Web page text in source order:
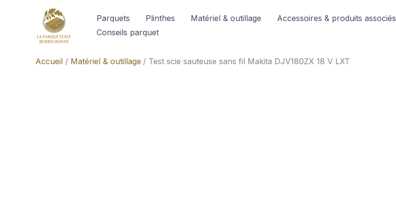
Parquets Plinthes Matériel & outillage Accessoires & produits associés
Conseils parquet
Accueil Matériel & outillage Test scie sauteuse sans fil Makita DJV180ZX 18 V LXT